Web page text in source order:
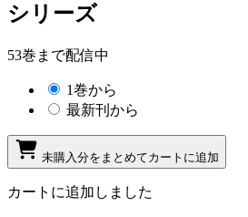
シリーズ
53巻まで配信中
1巻から
最新刊から
未購入分をまとめてカートに追加
カートに追加しました